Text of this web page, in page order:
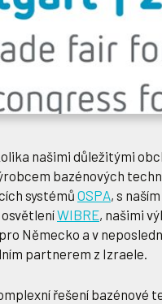
našimi důležitými
bazénových
systémů OSPA, s
WIBRE, našimi
pro Německo a v
partnerem z Izraele.
řešení bazénové